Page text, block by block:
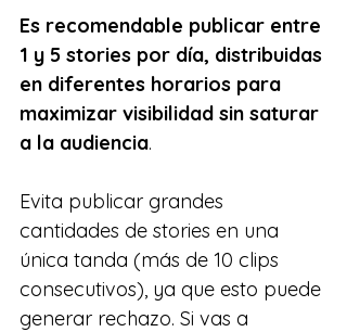
Es recomendable publicar entre
1 y 5 stories por día, distribuidas
en diferentes horarios para
maximizar visibilidad sin saturar
a la audiencia.
Evita publicar grandes
cantidades de stories en una
única tanda (más de 10 clips
consecutivos), ya que esto puede
generar rechazo. Si vas a